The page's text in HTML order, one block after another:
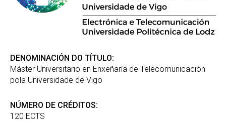
DENOMINACIÓN DO TÍTULO:
Máster Universitario en Enxeñaría de Telecomunicación
pola Universidade de Vigo
NÚMERO DE CRÉDITOS:
120 ECTS